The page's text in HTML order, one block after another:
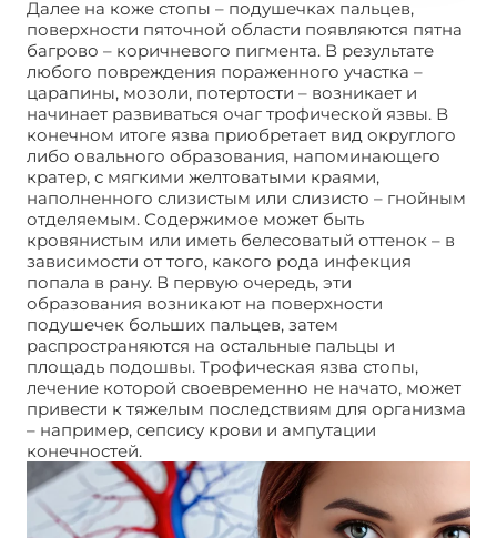
Далее на коже стопы – подушечках пальцев,
поверхности пяточной области появляются пятна
багрово – коричневого пигмента. В результате
любого повреждения пораженного участка –
царапины, мозоли, потертости – возникает и
начинает развиваться очаг трофической язвы. В
конечном итоге язва приобретает вид округлого
либо овального образования, напоминающего
кратер, с мягкими желтоватыми краями,
наполненного слизистым или слизисто – гнойным
отделяемым. Содержимое может быть
кровянистым или иметь белесоватый оттенок – в
зависимости от того, какого рода инфекция
попала в рану. В первую очередь, эти
образования возникают на поверхности
подушечек больших пальцев, затем
распространяются на остальные пальцы и
площадь подошвы. Трофическая язва стопы,
лечение которой своевременно не начато, может
привести к тяжелым последствиям для организма
– например, сепсису крови и ампутации
конечностей.